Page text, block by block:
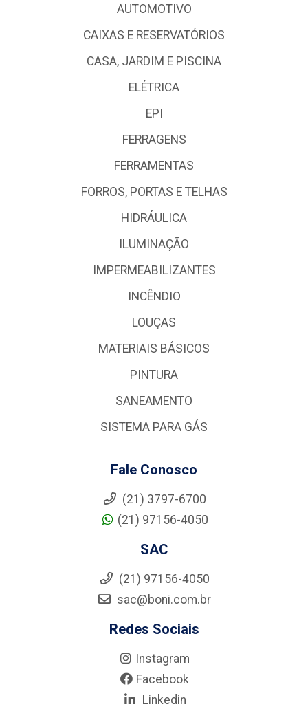
AUTOMOTIVO
CAIXAS E RESERVATÓRIOS
CASA, JARDIM E PISCINA
ELÉTRICA
EPI
FERRAGENS
FERRAMENTAS
FORROS, PORTAS E TELHAS
HIDRÁULICA
ILUMINAÇÃO
IMPERMEABILIZANTES
INCÊNDIO
LOUÇAS
MATERIAIS BÁSICOS
PINTURA
SANEAMENTO
SISTEMA PARA GÁS
Fale Conosco
(21) 3797-6700
(21) 97156-4050
SAC
(21) 97156-4050
sac@boni.com.br
Redes Sociais
Instagram
Facebook
Linkedin